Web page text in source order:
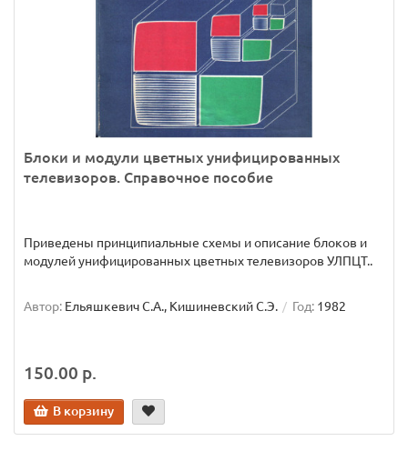
Блоки и модули цветных унифицированных
телевизоров. Справочное пособие
Приведены принципиальные схемы и описание блоков и
модулей унифицированных цветных телевизоров УЛПЦТ..
Автор: Ельяшкевич С.А., Кишиневский С.Э. Год: 1982
150.00 р.
В корзину